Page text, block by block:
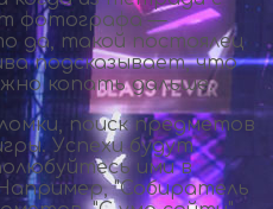
фотографа —
да, такой постоялец
подсказывает, что
копать дальше.
поиск предметов
. Успехи будут
ими в
"Собиратель